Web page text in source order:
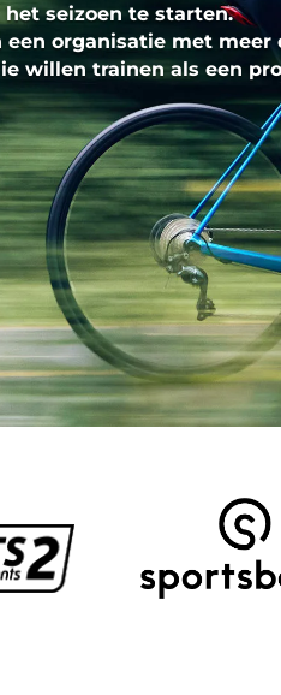
seizoen te starten.
organisatie met meer
willen trainen als een